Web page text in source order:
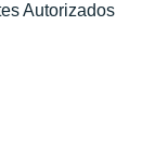
Autorizados